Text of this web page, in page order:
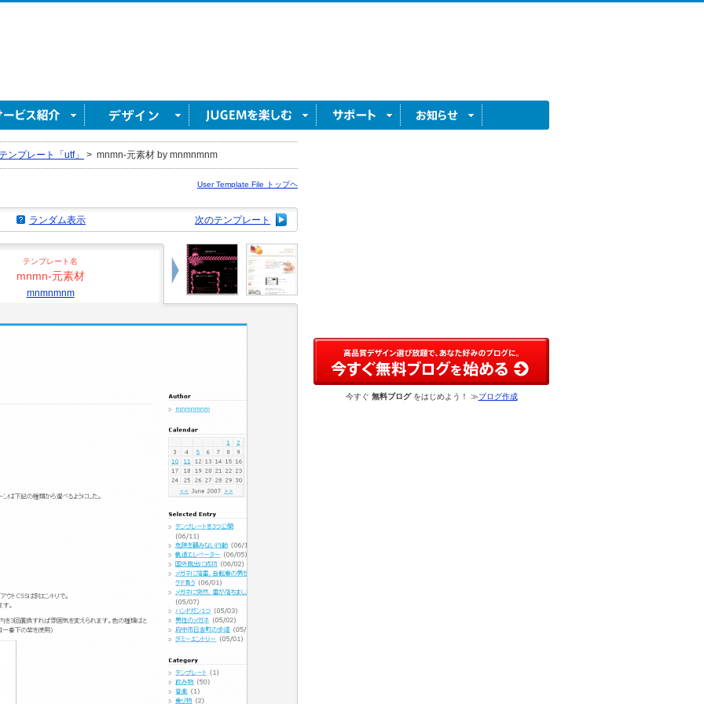
ンプレート「utf」 > mnmn-元素材 by mnmnmnm
User Template File トップヘ
次のテンプレート
ランダム表示
テンプレート名
mnmn-元素材
mnmnmnm
今すぐ 無料ブログをはじめよう！ ≫ブログ作成